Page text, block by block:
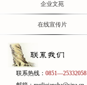
企业文苑
在线宣传片
联系热线： 0851—25332058